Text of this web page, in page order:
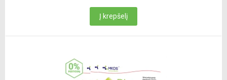
Į krepšelį